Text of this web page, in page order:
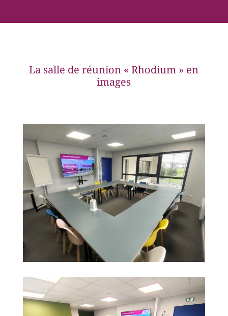
La salle de réunion « Rhodium » en
images